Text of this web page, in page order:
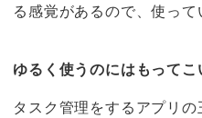
る感覚があるので、使って
ゆるく使うのにはもってこ
タスク管理をするアプリ